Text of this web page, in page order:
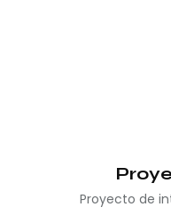
Proyecto de